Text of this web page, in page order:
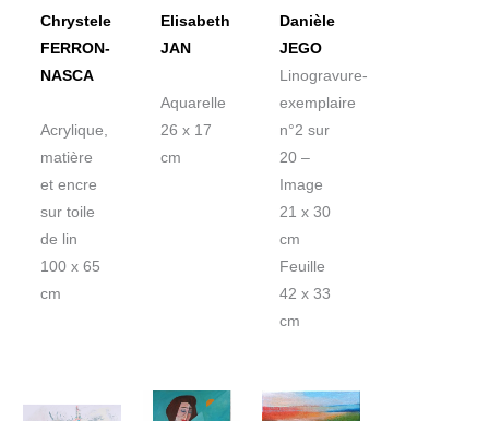
Chrystele
FERRON-
NASCA
Acrylique,
matière
et encre
sur toile
de lin
100 x 65
cm
Elisabeth
JAN
Aquarelle
26 x 17
cm
Danièle
JEGO
Linogravure-
exemplaire
n°2 sur
20 –
Image
21 x 30
cm
Feuille
42 x 33
cm